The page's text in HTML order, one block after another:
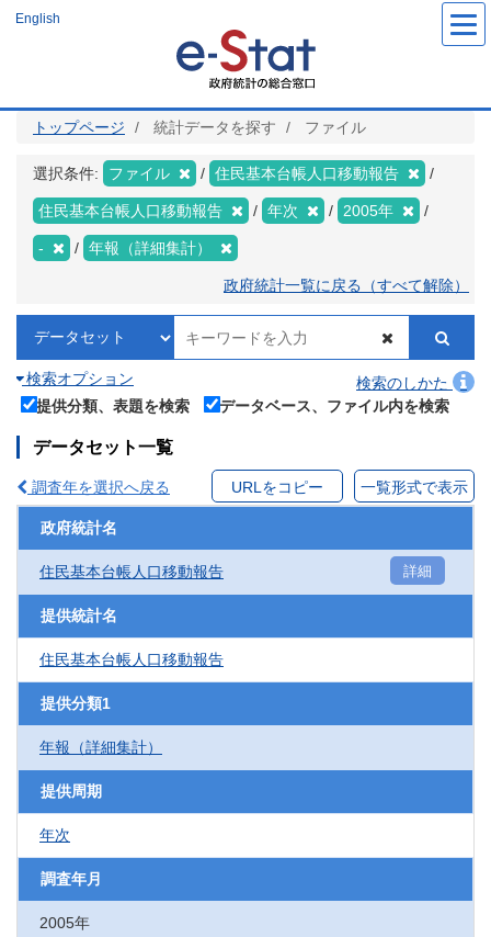
ツ
English
トップページ 統計データを探す ファイル
選択条件: ファイル 住民基本台帳人口移動報告
住民基本台帳人口移動報告 年次 2005年
- 年報（詳細集計）
政府統計一覧に戻る（すべて解除）
検索オプション
検索のしかた
提供分類、表題を検索
データベース、ファイル内を検索
データセット一覧
調査年を選択へ戻る URLをコピー 一覧形式で表示
政府統計名
住民基本台帳人口移動報告 詳細
提供統計名
住民基本台帳人口移動報告
提供分類1
年報（詳細集計）
提供周期
年次
調査年月
2005年